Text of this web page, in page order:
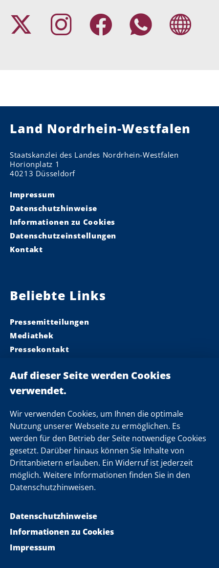
Wir verwenden Cookies, um Ihnen die optimale
Nutzung unserer Webseite zu ermöglichen. Es
werden für den Betrieb der Seite notwendige Cookies
gesetzt. Darüber hinaus können Sie Inhalte von
Drittanbietern erlauben. Ein Widerruf ist jederzeit
möglich. Weitere Informationen finden Sie in den
Datenschutzhinweisen.
Datenschutzhinweise
Impressum
Informationen zu Cookies
Land Nordrhein-Westfalen
Staatskanzlei des Landes Nordrhein-Westfalen
Horionplatz 1
40213 Düsseldorf
Impressum
Datenschutzhinweise
Informationen zu Cookies
Datenschutzeinstellungen
Kontakt
Beliebte Links
Pressemitteilungen
Mediathek
Pressekontakt
Landeskabinett
Einsamkeit
Folgen Sie uns